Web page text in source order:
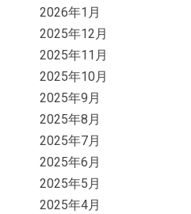
2026年1月
2025年12月
2025年11月
2025年10月
2025年9月
2025年8月
2025年7月
2025年6月
2025年5月
2025年4月